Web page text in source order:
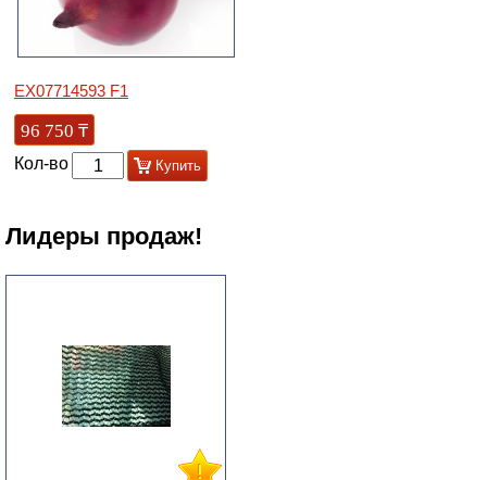
EX07714593 F1
96 750 ₸
Кол-во Купить
Лидеры продаж!